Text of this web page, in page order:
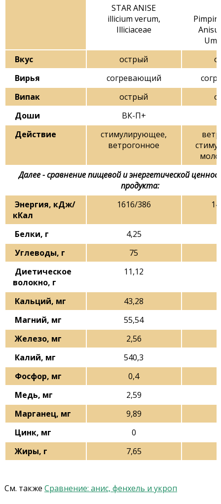
STAR ANISE
illicium verum,
Illiciaceae
Вкус
острый
Вирья
согревающий
Випак
острый
Доши
ВК-П+
Действие
стимулирующее,
ветрогонное
Далее - сравнение пищевой и энергетической
продукта:
Энергия, кДж/
кКал
1616/386
Белки, г 4,25
Углеводы, г
75
Диетическое
волокно, г
11,12
Кальций, мг
43,28
Магний, мг
55,54
Железо, мг
2,56
Калий, мг
540,3
Фосфор, мг
0,4
Медь, мг
2,59
Марганец, мг
9,89
Цинк, мг
0
Жиры, г
7,65
См. также Сравнение: анис, фенхель и укроп